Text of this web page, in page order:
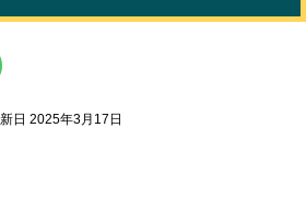
日 2025年3月17日